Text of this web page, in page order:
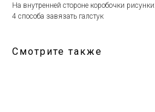
На внутренней стороне коробочки рисунки:
4 способа завязать галстук
Смотрите также